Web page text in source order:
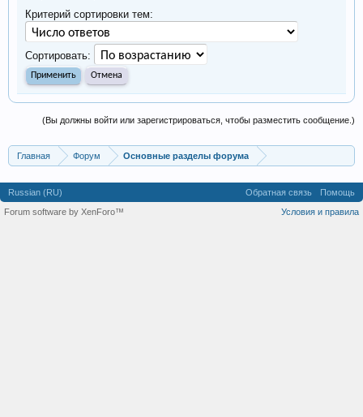
Критерий сортировки тем:
Сортировать:
(Вы должны войти или зарегистрироваться, чтобы разместить сообщение.)
Главная Форум Основные разделы форума
Russian (RU) Обратная связь
Помощь
Условия и правила
Forum software by XenForo™